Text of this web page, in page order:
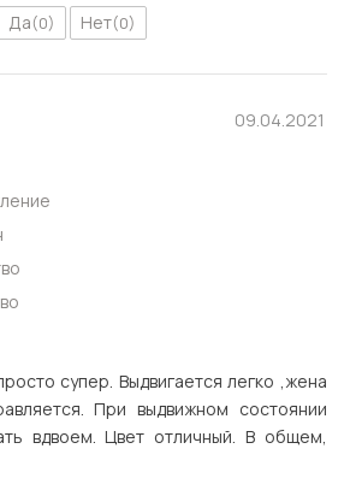
Да(0) Нет(0)
09.04.2021
супер. Выдвигается легко ,жена
При выдвижном состоянии
вдвоем. Цвет отличный. В общем,